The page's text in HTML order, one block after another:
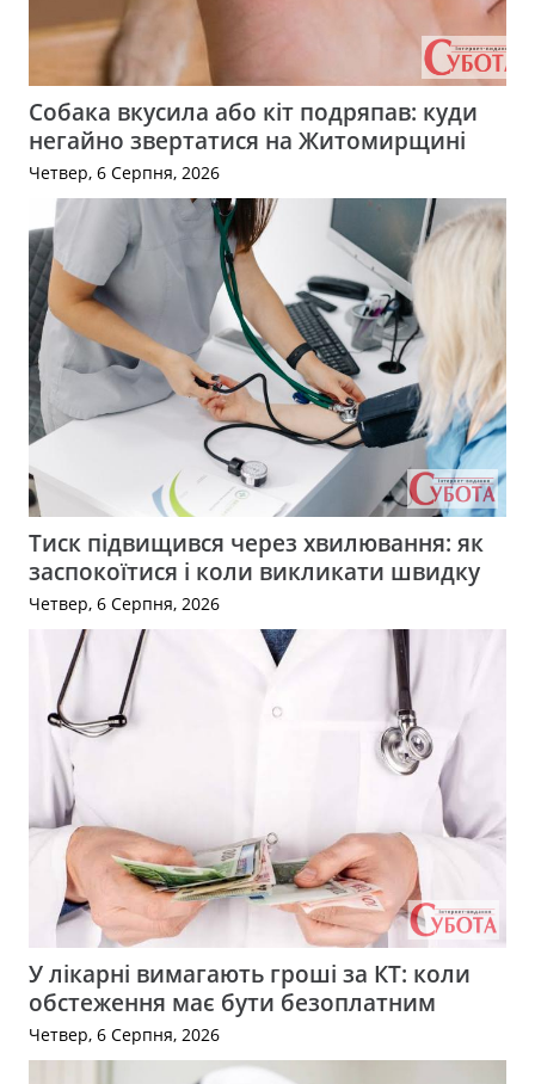
Собака вкусила або кіт подряпав: куди
негайно звертатися на Житомирщині
Четвер, 6 Серпня, 2026
Тиск підвищився через хвилювання: як
заспокоїтися і коли викликати швидку
Четвер, 6 Серпня, 2026
У лікарні вимагають гроші за КТ: коли
обстеження має бути безоплатним
Четвер, 6 Серпня, 2026